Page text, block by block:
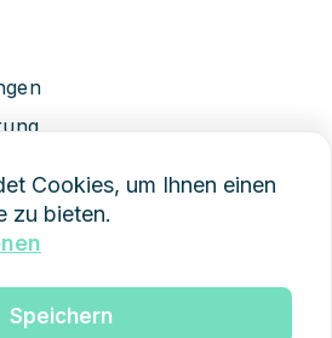
anfragen
Cookies, um Ihnen einen
zu bieten.
Speichern